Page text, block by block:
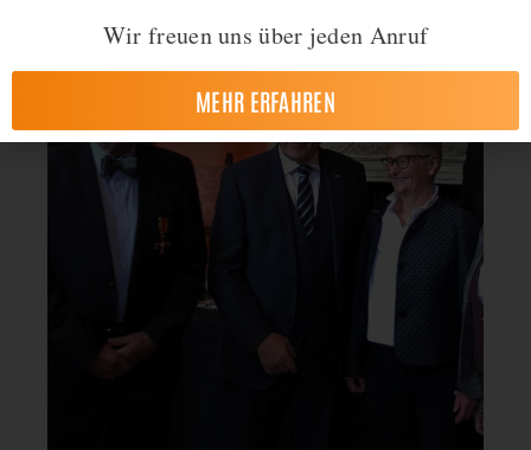
Wir freuen uns über jeden Anruf
MEHR ERFAHREN